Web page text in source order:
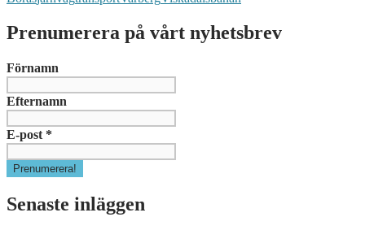
Prenumerera på vårt nyhetsbrev
Förnamn
Efternamn
E-post *
Senaste inläggen